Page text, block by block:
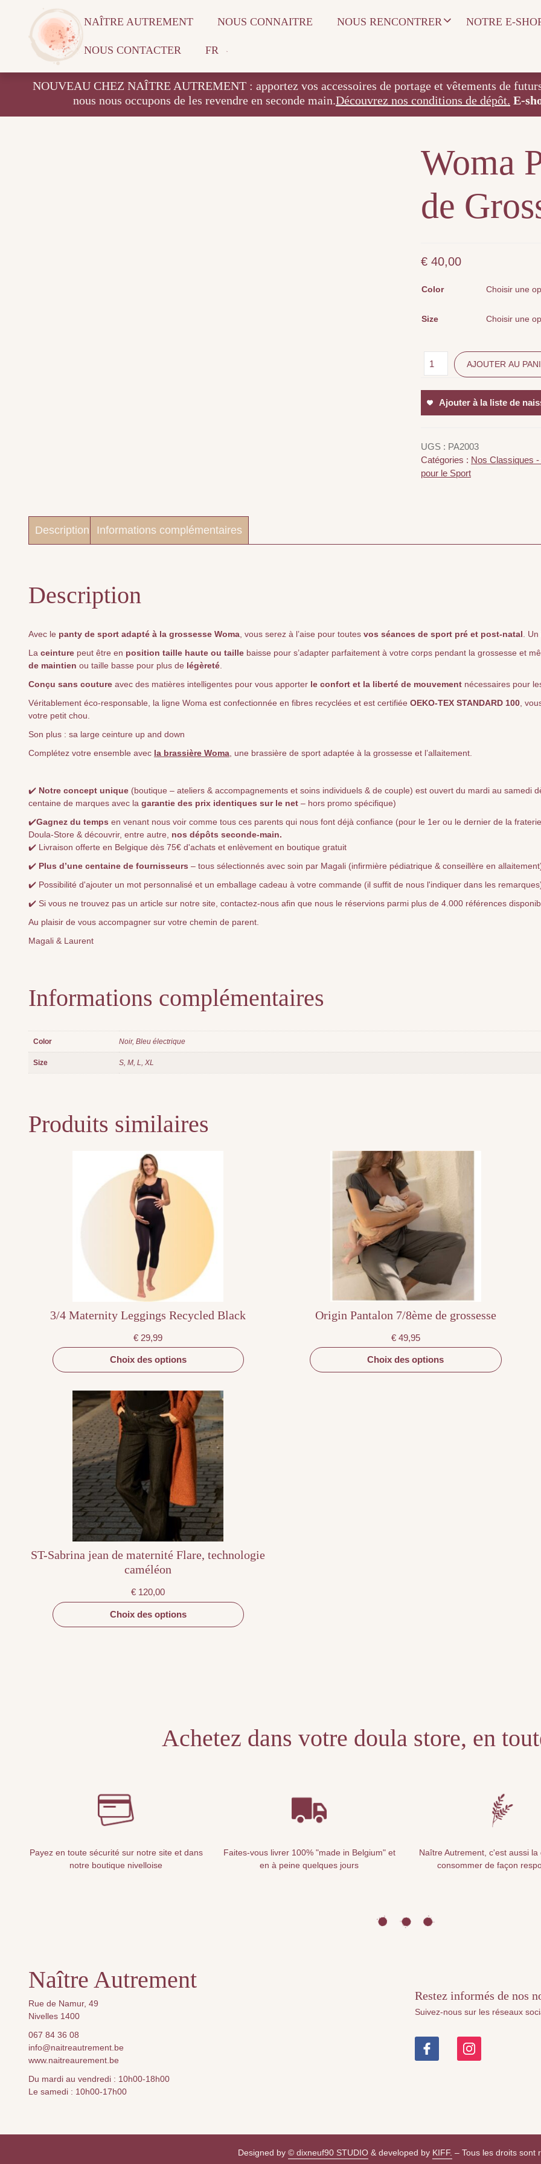
NAÎTRE AUTREMENT NOUS CONNAITRE NOUS RENCONTRER NOTRE E-
NOUS CONTACTER FR
NOUVEAU CHEZ NAÎTRE AUTREMENT : apportez vos accessoires de portage et vêtements de
nous nous occupons de les revendre en seconde main.Découvrez nos conditions de dépôt. E-
Woma
de
€ 40,00
Color
Size
AJOUTER AU
Ajouter à la liste de
UGS : PA2003
Catégories : Nos Classiques
pour le Sport
Description Informations complémentaires
Description
Avec le panty de sport adapté à la grossesse Woma , vous serez à l’aise pour toutes vos séances de sport pré et post-natal .
La ceinture peut être en position taille haute ou taille baisse pour s’adapter parfaitement à votre corps pendant la grossesse et
de maintien ou taille basse pour plus de légèreté
Conçu sans couture avec des matières intelligentes pour vous apporter le confort et la liberté de mouvement nécessaires pour
Véritablement éco-responsable, la ligne Woma est confectionnée en fibres recyclées et est certifiée OEKO-TEX STANDARD 100 ,
votre petit chou.
Son plus : sa large ceinture up and down
Complétez votre ensemble avec la brassière Woma , une brassière de sport adaptée à la grossesse et l’allaitement.
✔️ Notre concept unique (boutique – ateliers & accompagnements et soins individuels & de couple) est ouvert du mardi au samedi
centaine de marques avec la garantie des prix identiques sur le net – hors promo spécifique)
✔️Gagnez du temps en venant nous voir comme tous ces parents qui nous font déjà confiance (pour le 1er ou le dernier de la
Doula-Store & découvrir, entre autre, nos dépôts seconde-main.
✔️ Livraison offerte en Belgique dès 75€ d'achats et enlèvement en boutique gratuit
✔️ Plus d’une centaine de fournisseurs – tous sélectionnés avec soin par Magali (infirmière pédiatrique & conseillère en
✔️ Possibilité d'ajouter un mot personnalisé et un emballage cadeau à votre commande (il suffit de nous l'indiquer dans les
✔️ Si vous ne trouvez pas un article sur notre site, contactez-nous afin que nous le réservions parmi plus de 4.000 références
Au plaisir de vous accompagner sur votre chemin de parent.
Magali & Laurent
Informations complémentaires
Color Noir, Bleu électrique
Size S, M, L, XL
Produits similaires
3/4 Maternity Leggings Recycled Black
€ 29,99
Choix des options
Ce
produit
a
plusieurs
variations.
Les
options
peuvent
être
choisies
sur
la
page
du
produit
Origin Pantalon 7/8ème de grossesse
€49,95
Choix des options
Ce
produit
plusieurs
variations.
Les
options
peuvent
être
choisies
page
du
produit
ST-Sabrina jean de maternité Flare, technologie
caméléon
€ 120,00
Choix des options
produit
a
plusieurs
variations.
sur
la
page
Achetez dans votre doula store, en
Payez en toute sécurité sur notre site et dans
notre boutique nivelloise
Faites-vous livrer 100% "made in Belgium" et
en à peine quelques jours
Naître Autrement, c'est aussi la
consommer de façon
Naître Autrement
Rue de Namur, 49
Nivelles 1400
067 84 36 08
info@naitreautrement.be
www.naitreaurement.be
Du mardi au vendredi : 10h00-18h00
Le samedi : 10h00-17h00
Restez informés de nos
Suivez-nous sur les réseaux
Designed by © dixneuf90 STUDIO & developed by KIFF. – Tous les droits sont